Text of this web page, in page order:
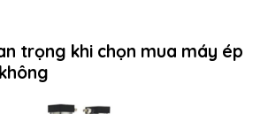
trọng khi chọn mua máy ép